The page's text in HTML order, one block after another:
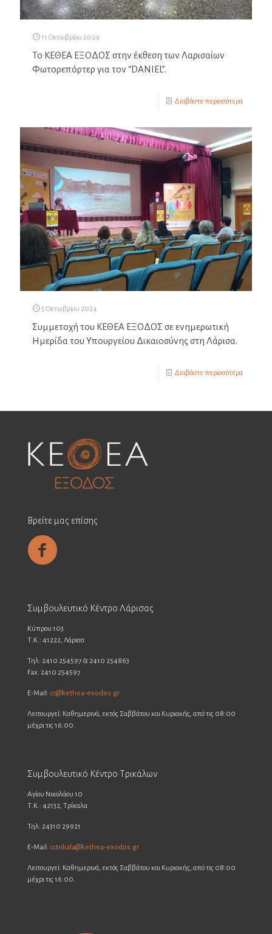
11 Οκτωβρίου 2024
Το ΚΕΘΕΑ ΕΞΟΔΟΣ στην έκθεση των Λαρισαίων
Φωτορεπόρτερ για τον “DANIEL”.
Διαβάστε περισσότερα
5 Οκτωβρίου 2024
Συμμετοχή του ΚΕΘΕΑ ΕΞΟΔΟΣ σε ενημερωτική
Ημερίδα του Υπουργείου Δικαιοσύνης στη Λάρισα.
Διαβάστε περισσότερα
Βρείτε μας επίσης
Συμβουλευτικό Κέντρο Λάρισας
Κύπρου 103
Τ.Κ.: 41222, Λάρισα
Τηλ: 2410 254597 & 2410 254863
Fax: 2410 254597
E-Mail: cc@kethea-exodos.gr
Λειτουργεί: Καθημερινά, εκτός Σαββάτου και Κυριακής, από τις 08:00
μέχρι τις 16:00.
Συμβουλευτικό Κέντρο Τρικάλων
Αγίου Νικολάου 10
Τ.Κ.: 42132, Τρίκαλα
Τηλ: 24310 29921
E-Mail: cctrikala@kethea-exodos.gr
Λειτουργεί: Καθημερινά, εκτός Σαββάτου και Κυριακής, από τις 08:00
μέχρι τις 16:00.